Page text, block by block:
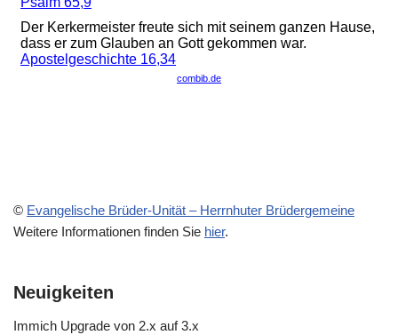
© Evangelische Brüder-Unität – Herrnhuter Brüdergemeine
Weitere Informationen finden Sie hier.
Neuigkeiten
Immich Upgrade von 2.x auf 3.x